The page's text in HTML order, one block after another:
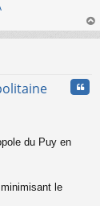
au
du Puy en
le